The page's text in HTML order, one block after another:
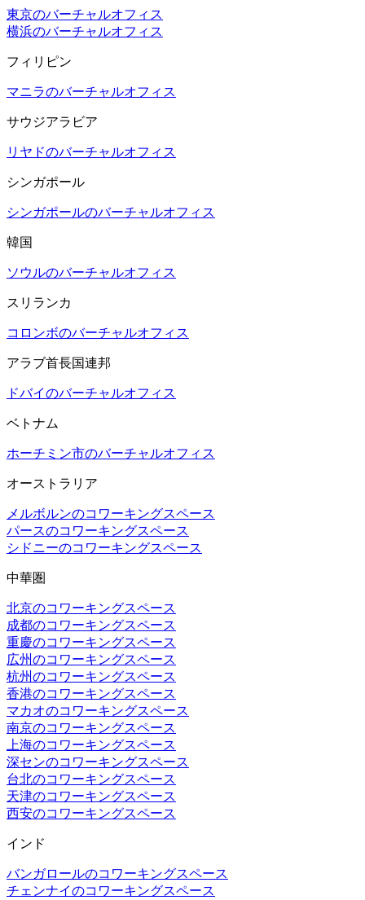
東京のバーチャルオフィス
横浜のバーチャルオフィス
フィリピン
マニラのバーチャルオフィス
サウジアラビア
リヤドのバーチャルオフィス
シンガポール
シンガポールのバーチャルオフィス
韓国
ソウルのバーチャルオフィス
スリランカ
コロンボのバーチャルオフィス
アラブ首長国連邦
ドバイのバーチャルオフィス
ベトナム
ホーチミン市のバーチャルオフィス
オーストラリア
メルボルンのコワーキングスペース
パースのコワーキングスペース
シドニーのコワーキングスペース
中華圏
北京のコワーキングスペース
成都のコワーキングスペース
重慶のコワーキングスペース
広州のコワーキングスペース
杭州のコワーキングスペース
香港のコワーキングスペース
マカオのコワーキングスペース
南京のコワーキングスペース
上海のコワーキングスペース
深センのコワーキングスペース
台北のコワーキングスペース
天津のコワーキングスペース
西安のコワーキングスペース
インド
バンガロールのコワーキングスペース
チェンナイのコワーキングスペース